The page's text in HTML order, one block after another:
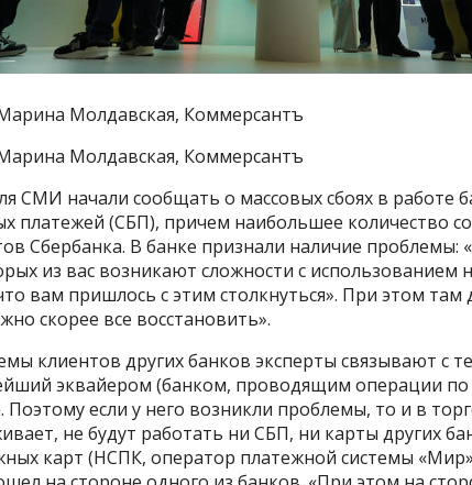
Молдавская, Коммерсантъ
Молдавская, Коммерсантъ
СМИ начали сообщать о массовых сбоях в работе
платежей (СБП), причем наибольшее количество
Сбербанка. В банке признали наличие проблемы:
из вас возникают сложности с использованием
вам пришлось с этим столкнуться». При этом
скорее все восстановить».
клиентов других банков эксперты связывают с
эквайером (банком, проводящим операции по
Поэтому если у него возникли проблемы, то и в
не будут работать ни СБП, ни карты других
карт (НСПК, оператор платежной системы